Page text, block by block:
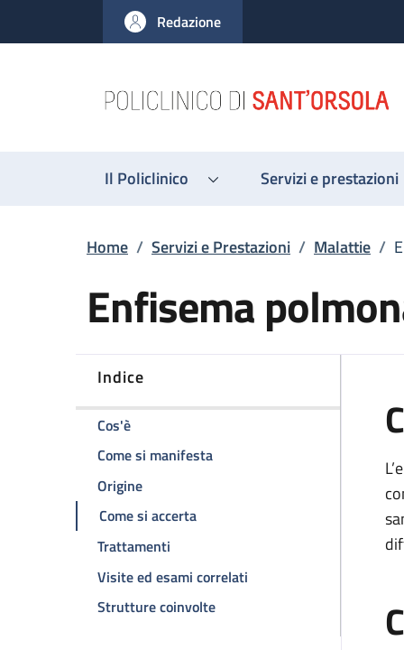
al contenuto principale
to footer content
Redazione
Il Policlinico Servizi e prestazioni
Briciole di pane
Home / Servizi e Prestazioni / Malattie /
Enfisema
Indice
Cos'èdella pagina Enfisema polmonare
Come si manifestadella pagina Enfisema
Originedella pagina Enfisema polmonare
Come si accertadella pagina Enfisema polmonare
Trattamenti
Visite ed esami correlati
Strutture coinvoltedella pagina Enfisema